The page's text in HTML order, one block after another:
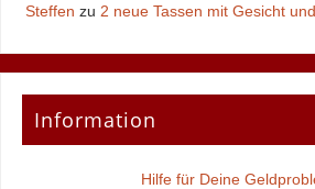
Steffen zu 2 neue Tassen mit Gesicht
Information
Hilfe für Deine